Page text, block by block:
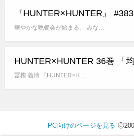
『HUNTER×HUNTER』
華やかな晩餐会が始まる。 みな…
HUNTER×HUNTER 36巻 「
冨樫 義博 『HUNTER×H…
PC向けのページを見る